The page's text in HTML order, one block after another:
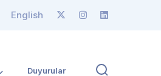
English
Duyurular